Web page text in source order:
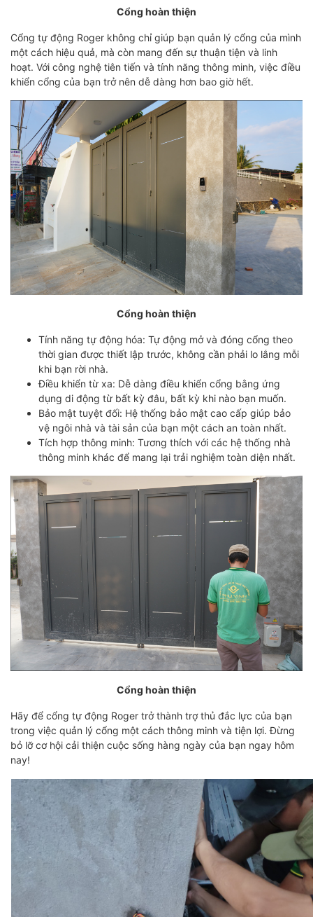
Cổng hoàn thiện
Cổng tự động Roger không chỉ giúp bạn quản lý cổng của mình
một cách hiệu quả, mà còn mang đến sự thuận tiện và linh
hoạt. Với công nghệ tiên tiến và tính năng thông minh, việc điều
khiển cổng của bạn trở nên dễ dàng hơn bao giờ hết.
Cổng hoàn thiện
Tính năng tự động hóa: Tự động mở và đóng cổng theo
thời gian được thiết lập trước, không cần phải lo lắng mỗi
khi bạn rời nhà.
Điều khiển từ xa: Dễ dàng điều khiển cổng bằng ứng
dụng di động từ bất kỳ đâu, bất kỳ khi nào bạn muốn.
Bảo mật tuyệt đối: Hệ thống bảo mật cao cấp giúp bảo
vệ ngôi nhà và tài sản của bạn một cách an toàn nhất.
Tích hợp thông minh: Tương thích với các hệ thống nhà
thông minh khác để mang lại trải nghiệm toàn diện nhất.
Cổng hoàn thiện
Hãy để cổng tự động Roger trở thành trợ thủ đắc lực của bạn
trong việc quản lý cổng một cách thông minh và tiện lợi. Đừng
bỏ lỡ cơ hội cải thiện cuộc sống hàng ngày của bạn ngay hôm
nay!